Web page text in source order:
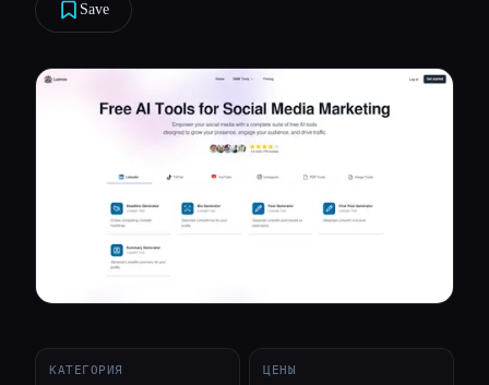
Блог
Сравнить инструменты
Все категории
Save
КАТЕГОРИЯ ЦЕНЫ